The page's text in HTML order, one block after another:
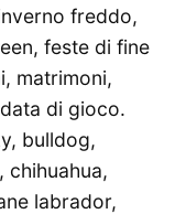
freddo,
feste di fine
matrimoni,
di gioco.
bulldog,
chihuahua,
labrador,